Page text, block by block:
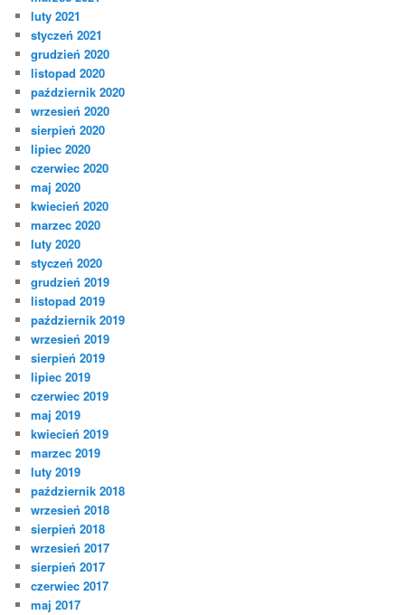
luty 2021
styczeń 2021
grudzień 2020
listopad 2020
październik 2020
wrzesień 2020
sierpień 2020
lipiec 2020
czerwiec 2020
maj 2020
kwiecień 2020
marzec 2020
luty 2020
styczeń 2020
grudzień 2019
listopad 2019
październik 2019
wrzesień 2019
sierpień 2019
lipiec 2019
czerwiec 2019
maj 2019
kwiecień 2019
marzec 2019
luty 2019
październik 2018
wrzesień 2018
sierpień 2018
wrzesień 2017
sierpień 2017
czerwiec 2017
maj 2017